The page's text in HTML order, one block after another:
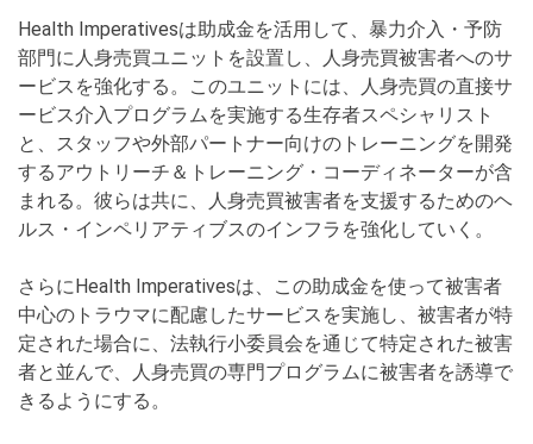
Health Imperativesは助成金を活用して、暴力介入・予防
部門に人身売買ユニットを設置し、人身売買被害者へのサ
ービスを強化する。このユニットには、人身売買の直接サ
ービス介入プログラムを実施する生存者スペシャリスト
と、スタッフや外部パートナー向けのトレーニングを開発
するアウトリーチ＆トレーニング・コーディネーターが含
まれる。彼らは共に、人身売買被害者を支援するためのヘ
ルス・インペリアティブスのインフラを強化していく。
さらにHealth Imperativesは、この助成金を使って被害者
中心のトラウマに配慮したサービスを実施し、被害者が特
定された場合に、法執行小委員会を通じて特定された被害
者と並んで、人身売買の専門プログラムに被害者を誘導で
きるようにする。